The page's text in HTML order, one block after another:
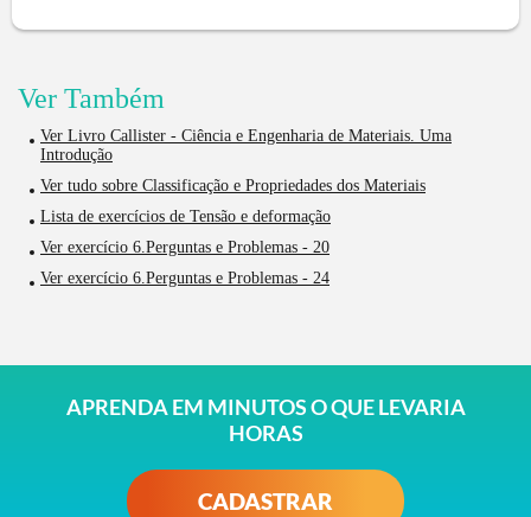
Ver Também
Ver Livro Callister - Ciência e Engenharia de Materiais. Uma
Introdução
Ver tudo sobre Classificação e Propriedades dos Materiais
Lista de exercícios de Tensão e deformação
Ver exercício 6.Perguntas e Problemas - 20
Ver exercício 6.Perguntas e Problemas - 24
APRENDA EM MINUTOS O QUE LEVARIA
HORAS
CADASTRAR